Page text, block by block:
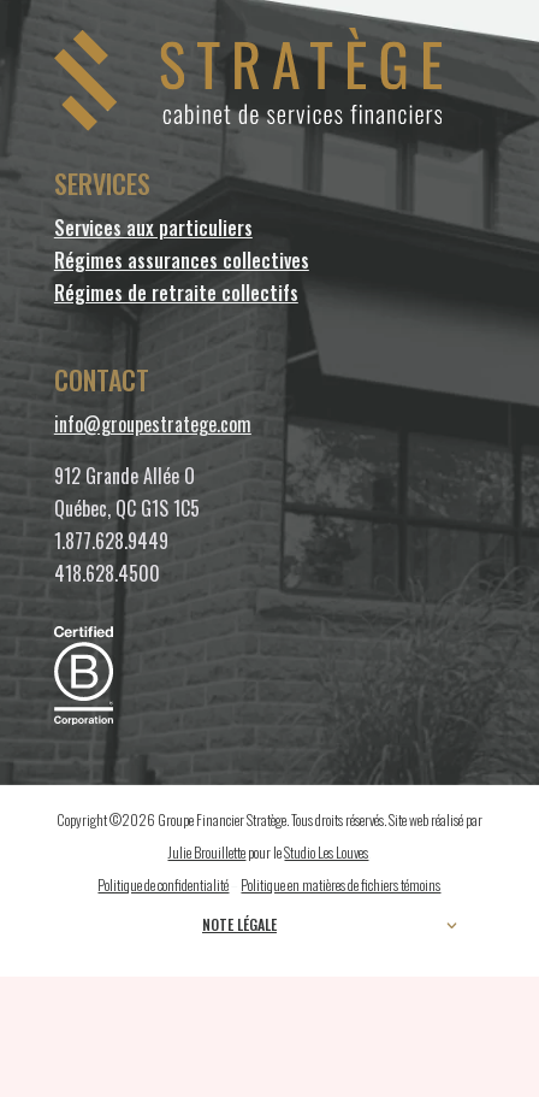
SERVICES
Services aux particuliers
Régimes assurances collectives
Régimes de retraite collectifs
CONTACT
info@groupestratege.com
912 Grande Allée O
Québec, QC G1S 1C5
1.877.628.9449
418.628.4500
Copyright ©2026 Groupe Financier Stratège. Tous droits réservés. Site web réalisé par
Julie Brouillettepour leStudio Les Louves
Politique de confidentialité
Politique en matières de fichiers témoins
NOTE LÉGALE